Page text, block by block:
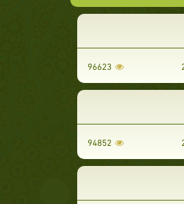
96623
94852